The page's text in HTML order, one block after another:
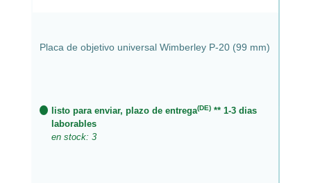
Placa de objetivo universal Wimberley P-20 (99 mm)
listo para enviar, plazo de entrega(DE) ** 1-3 dias
laborables
en stock: 3